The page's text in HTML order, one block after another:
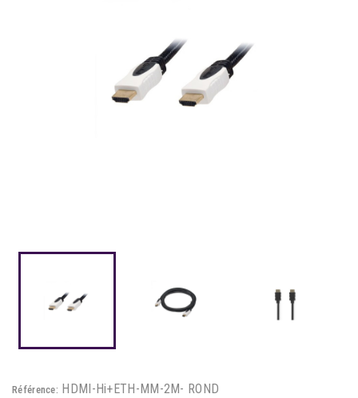
Référence: HDMI-Hi+ETH-MM-2M- ROND